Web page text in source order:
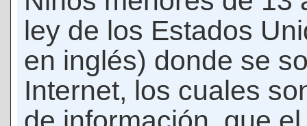
ley de los Estados
en inglés) donde se
Internet, los cuales